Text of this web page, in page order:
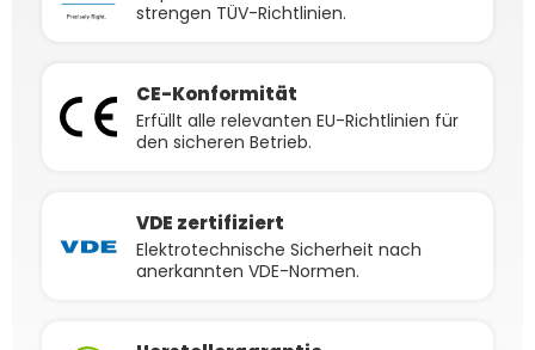
strengen TÜV-Richtlinien.
CE-Konformität
Erfüllt alle relevanten EU-Richtlinien für
den sicheren Betrieb.
VDE zertifiziert
Elektrotechnische Sicherheit nach
anerkannten VDE-Normen.